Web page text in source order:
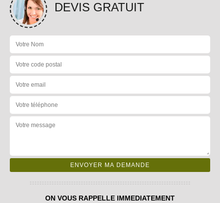
DEVIS GRATUIT
ON VOUS RAPPELLE IMMEDIATEMENT